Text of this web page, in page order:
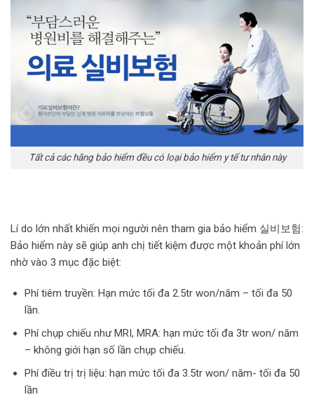
Tất cả các hãng bảo hiểm đều có loại bảo hiểm y tế tư nhân này
Lí do lớn nhất khiến mọi người nên tham gia bảo hiểm 실비보험:
Bảo hiểm này sẽ giúp anh chị tiết kiệm được một khoản phí lớn
nhờ vào 3 mục đặc biệt:
Phí tiêm truyền: Hạn mức tối đa 2.5tr won/năm – tối đa 50
lần.
Phí chụp chiếu như MRI, MRA: hạn mức tối đa 3tr won/ năm
– không giới hạn số lần chụp chiếu.
Phí điều trị trị liệu: hạn mức tối đa 3.5tr won/ năm- tối đa 50
lần